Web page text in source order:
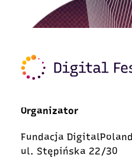
Organizator
Fundacja DigitalPoland
ul. Stępińska 22/30